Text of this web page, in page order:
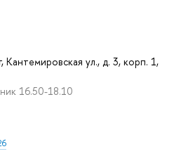
Кантемировская ул., д. 3, корп. 1,
16.50-18.10